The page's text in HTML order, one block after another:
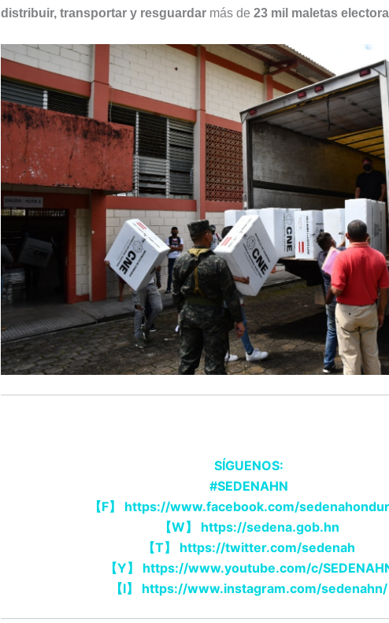
distribuir, transportar y resguardar más de 23 mil maletas
SÍGUENOS:
#SEDENAHN
【F】 https://www.facebook.com/
【W】 https://sedena.gob.hn
【T】 https://twitter.com/sedenah
【Y】 https://www.youtube.com/c/
【I】 https://www.instagram.com/sedenahn/